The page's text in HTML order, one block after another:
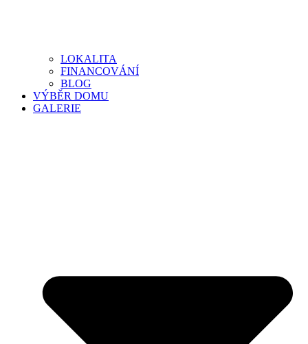
LOKALITA
FINANCOVÁNÍ
BLOG
VÝBĚR DOMU
GALERIE